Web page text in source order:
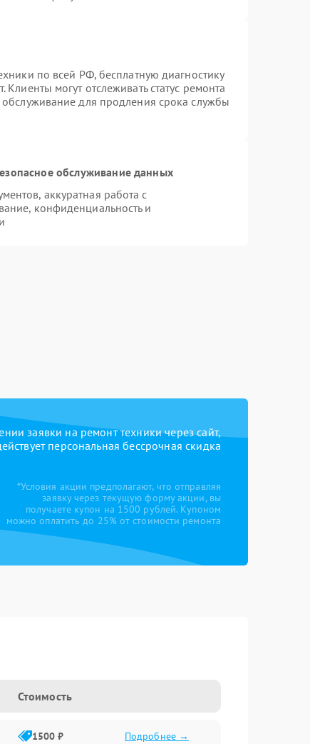
по всей РФ, бесплатную диагностику
могут отслеживать статус ремонта
обслуживание для продления срока службы
обслуживание данных
аккуратная работа с
конфиденциальность и
заявки на ремонт техники через сайт,
персональная бессрочная скидка
*Условия акции предполагают, что отправляя
заявку через текущую форму акции, вы
получаете купон на 1500 рублей. Купоном
можно оплатить до 25% от стоимости ремонта
Стоимость
1500 ₽ Подробнее →